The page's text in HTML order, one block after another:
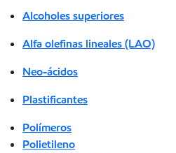
Alcoholes superiores
Alfa olefinas lineales (LAO)
Neo-ácidos
Plastificantes
Polímeros
Polietileno